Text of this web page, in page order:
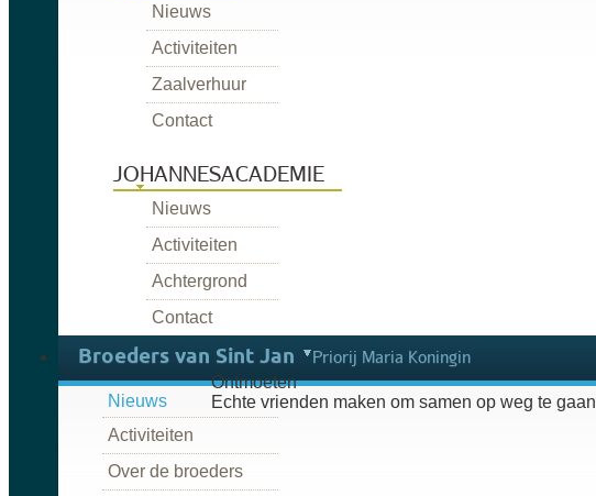
Ontmoeten
Echte vrienden maken om samen op weg te gaan
Nieuws
Activiteiten
Zaalverhuur
Contact
JOHANNESACADEMIE
Nieuws
Activiteiten
Achtergrond
Contact
Broeders van Sint Jan Priorij Maria Koningin
Nieuws
Activiteiten
Over de broeders